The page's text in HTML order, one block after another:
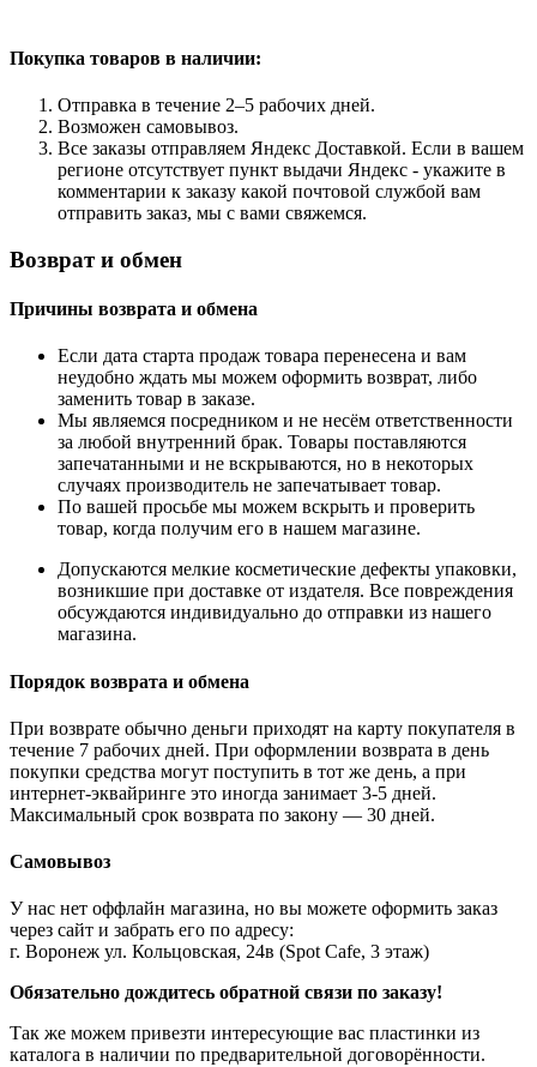
Покупка товаров в наличии:
Отправка в течение 2–5 рабочих дней.
Возможен самовывоз.
Все заказы отправляем Яндекс Доставкой. Если в вашем
регионе отсутствует пункт выдачи Яндекс - укажите в
комментарии к заказу какой почтовой службой вам
отправить заказ, мы с вами свяжемся.
Возврат и обмен
Причины возврата и обмена
Если дата старта продаж товара перенесена и вам
неудобно ждать мы можем оформить возврат, либо
заменить товар в заказе.
Мы являемся посредником и не несём ответственности
за любой внутренний брак. Товары поставляются
запечатанными и не вскрываются, но в некоторых
случаях производитель не запечатывает товар.
По вашей просьбе мы можем вскрыть и проверить
товар, когда получим его в нашем магазине.
Допускаются мелкие косметические дефекты упаковки,
возникшие при доставке от издателя. Все повреждения
обсуждаются индивидуально до отправки из нашего
магазина.
Порядок возврата и обмена
При возврате обычно деньги приходят на карту покупателя в
течение 7 рабочих дней. При оформлении возврата в день
покупки средства могут поступить в тот же день, а при
интернет-эквайринге это иногда занимает 3-5 дней.
Максимальный срок возврата по закону — 30 дней.
Самовывоз
У нас нет оффлайн магазина, но вы можете оформить заказ
через сайт и забрать его по адресу:
г. Воронеж ул. Кольцовская, 24в (Spot Cafe, 3 этаж)
Обязательно дождитесь обратной связи по заказу!
Так же можем привезти интересующие вас пластинки из
каталога в наличии по предварительной договорённости.